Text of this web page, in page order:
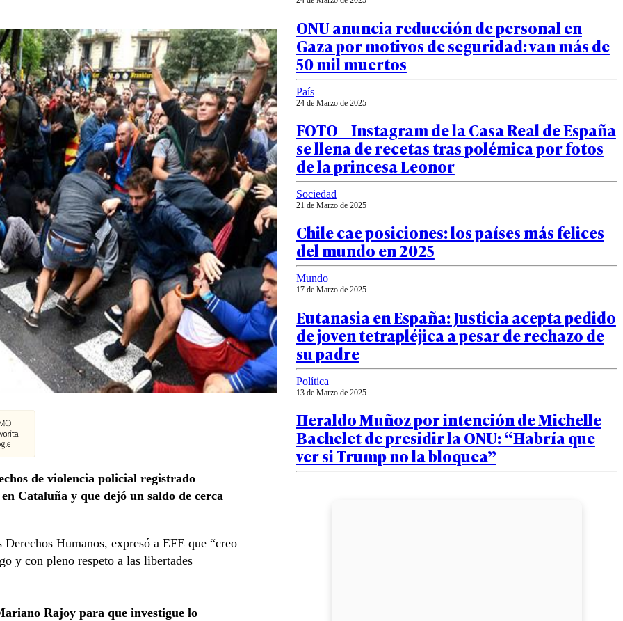
de violencia policial registrado
Cataluña y que dejó un saldo de cerca
Humanos, expresó a EFE que “creo
y con pleno respeto a las libertades
Rajoy para que investigue lo
ONU anuncia reducción de personal en
Gaza por motivos de seguridad: van más de
50 mil muertos
País
24 de Marzo de 2025
FOTO – Instagram de la Casa Real de España
se llena de recetas tras polémica por fotos
de la princesa Leonor
Sociedad
21 de Marzo de 2025
Chile cae posiciones: los países más felices
del mundo en 2025
Mundo
17 de Marzo de 2025
Eutanasia en España: Justicia acepta pedido
de joven tetrapléjica a pesar de rechazo de
su padre
Política
13 de Marzo de 2025
Heraldo Muñoz por intención de Michelle
Bachelet de presidir la ONU: “Habría que
ver si Trump no la bloquea”